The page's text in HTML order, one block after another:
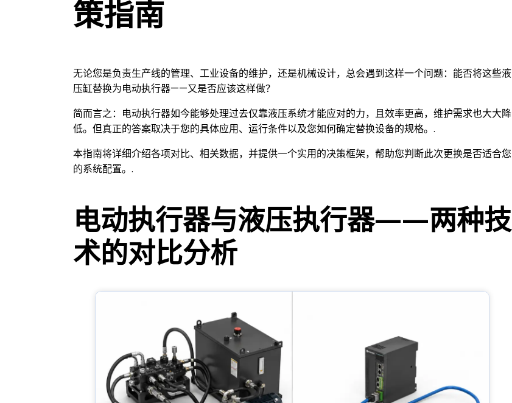
策指南
无论您是负责生产线的管理、工业设备的维护，还是机械设计，总会遇到这样一个问题：能否将这些液
压缸替换为电动执行器——又是否应该这样做？
简而言之：电动执行器如今能够处理过去仅靠液压系统才能应对的力，且效率更高，维护需求也大大降
低。但真正的答案取决于您的具体应用、运行条件以及您如何确定替换设备的规格。.
本指南将详细介绍各项对比、相关数据，并提供一个实用的决策框架，帮助您判断此次更换是否适合您
的系统配置。.
电动执行器与液压执行器——两种技
术的对比分析